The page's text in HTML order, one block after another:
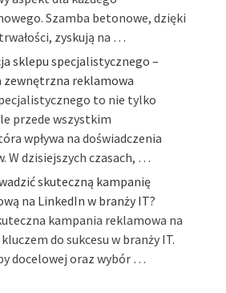
Szamba betonowe, dzięki
zyskują na …
sklepu specjalistycznego –
reklamowa
to nie tylko
przede wszystkim
wpływa na doświadczenia
W dzisiejszych czasach, …
skuteczną kampanię
na LinkedIn w branży IT?
kampania reklamowa na
do sukcesu w branży IT.
docelowej oraz wybór …